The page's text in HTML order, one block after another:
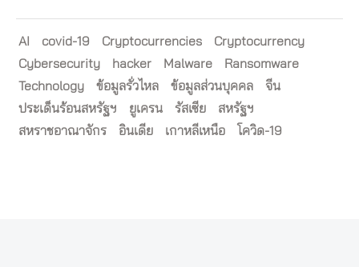
AI covid-19 Cryptocurrencies
Cryptocurrency
Cybersecurity
hacker Malware
Ransomware
Technology
ข้อมูลรั่วไหล ข้อมูลส่วนบุคคล
จีน
ประเด็นร้อนสหรัฐฯ
ยูเครน รัสเซีย
สหรัฐฯ
สหราชอาณาจักร
อินเดีย เกาหลีเหนือ โควิด-19